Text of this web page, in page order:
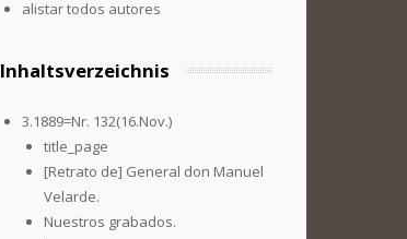
alistar todos autores
Inhaltsverzeichnis
3.1889=Nr. 132(16.Nov.)
title_page
[Retrato de] General don Manuel
Velarde.
Nuestros grabados.